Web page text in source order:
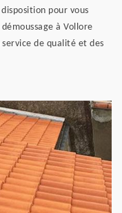
pour vous
à Vollore
de qualité et des